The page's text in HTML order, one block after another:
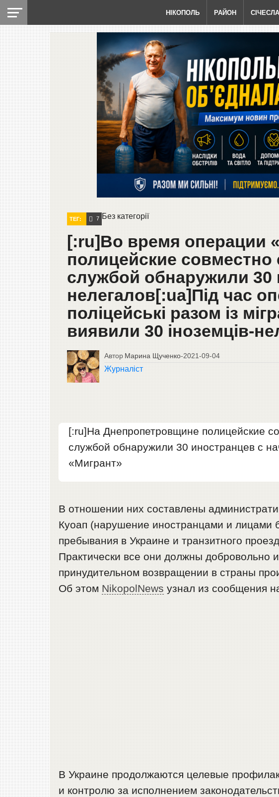
НІКОПОЛЬ РАЙОН
Без категорії
ТЕГ: 7
[:ru]Во время операции
полицейские
службой обнаружили 30
нелегалов[:ua]Під час
поліцейські разом із
виявили 30 іноземців-
Автор Марина Щученко-2021-09-04
Журналіст
[:ru]На Днепропетровщине полицейские
службой обнаружили 30 иностранцев с
«Мигрант»
В отношении них составлены
Куоап (нарушение иностранцами и лицами
пребывания в Украине и транзитного
Практически все они должны добровольно
принудительном возвращении в страны
Об этом NikopolNews узнал из сообщения
В Украине продолжаются целевые
и контролю за исполнением